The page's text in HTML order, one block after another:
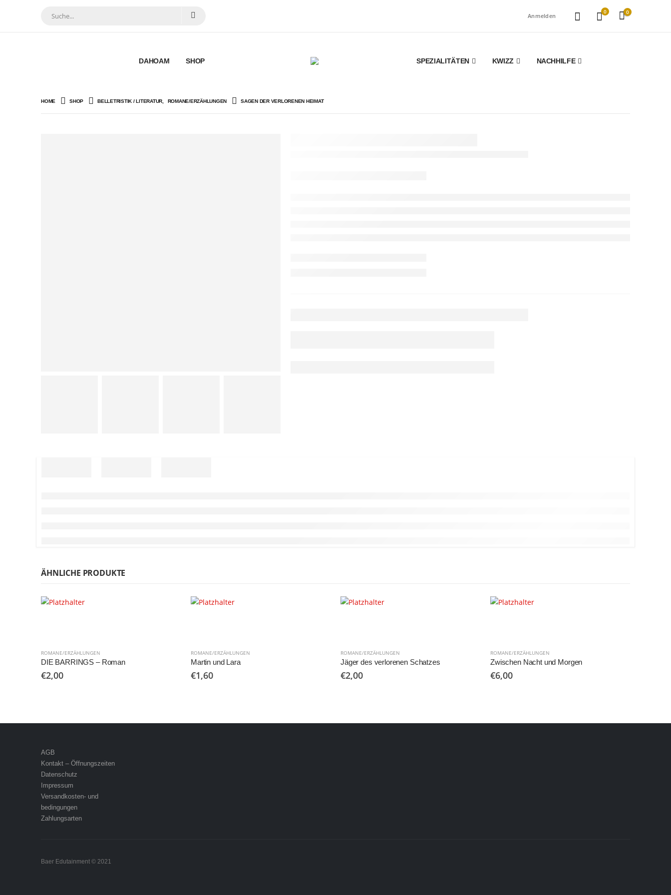
Anmelden
0 0
DAHOAM SHOP SPEZIALITÄTEN KWIZZ NACHHILFE
HOME SHOP BELLETRISTIK / LITERATUR ROMANE/ERZÄHLUNGEN SAGEN DER VERLORENEN HEIMAT
ÄHNLICHE PRODUKTE
ROMANE/ERZÄHLUNGEN
DIE BARRINGS – Roman
€2,00
ROMANE/ERZÄHLUNGEN
Martin und Lara
€1,60
ROMANE/ERZÄHLUNGEN
Jäger des verlorenen Schatzes
€2,00
ROMANE/ERZÄHLUNGEN
Zwischen Nacht und Morgen
€6,00
AGB
Kontakt – Öffnungszeiten
Datenschutz
Impressum
Versandkosten- und
bedingungen
Zahlungsarten
Baer Edutainment © 2021